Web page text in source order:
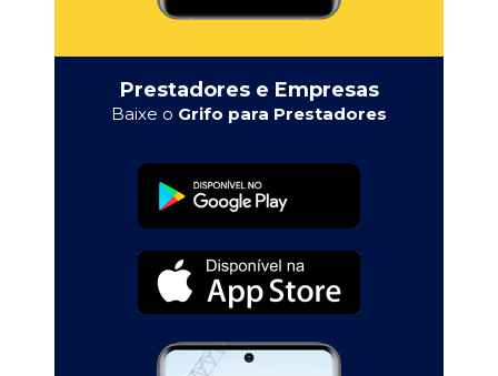
Prestadores e Empresas
Baixe o Grifo para Prestadores